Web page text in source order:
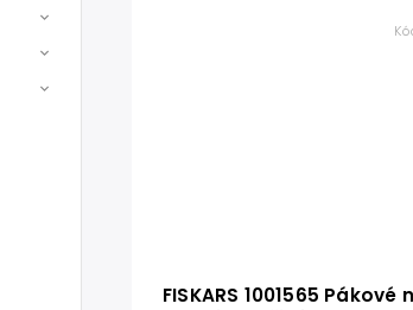
FISKARS 1001565 Pákové